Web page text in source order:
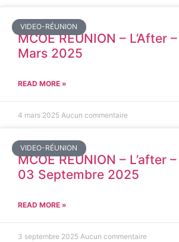
VIDEO-RÉUNION
MCOE REUNION – L’After
Mars 2025
READ MORE »
4 mars 2025 Aucun commentaire
VIDEO-RÉUNION
MCOE REUNION – L’after
03 Septembre 2025
READ MORE »
3 septembre 2025 Aucun commentaire